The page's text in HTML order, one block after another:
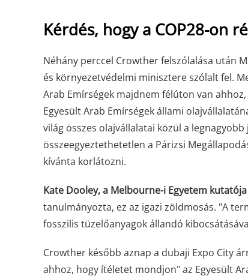
Kérdés, hogy a COP28-on
Néhány perccel Crowther felszólalása után
és környezetvédelmi minisztere szólalt fel.
Arab Emírségek majdnem félúton van
Egyesült Arab Emírségek állami
világ összes olajvállalatai közül a
összeegyeztethetetlen a Párizsi
kívánta korlátozni.
Kate Dooley, a Melbourne-i Egyetem
tanulmányozta, ez az igazi zöldmosás. "A
fosszilis tüzelőanyagok állandó
Crowther később aznap a dubaji Expo City
ahhoz, hogy ítéletet mondjon" az Egyesült